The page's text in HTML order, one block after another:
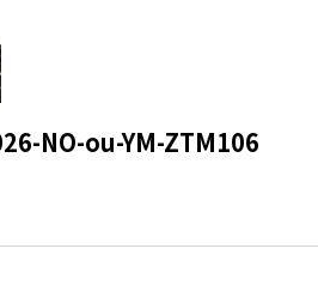
NO-ou-YM-ZTM106